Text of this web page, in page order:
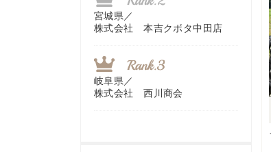
宮城県／
株式会社 本吉クボタ中田店
岐阜県／
株式会社 西川商会